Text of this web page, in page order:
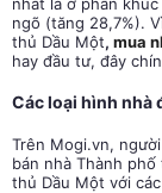
ngõ (tăng 28,7%).
thủ Dầu Một, mua
hay đầu tư, đây
Các loại hình nhà
Trên Mogi.vn,
bán nhà Thành
thủ Dầu Một với